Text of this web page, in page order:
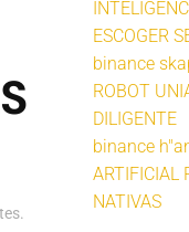
.
ESCOGER
binance
ROBOT
DILIGENTE
binance
ARTIFICIAL
NATIVAS